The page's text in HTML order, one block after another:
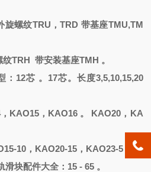
旋螺纹TRU，TRD 带基座TMU,TM
TRH 带安装基座TMH 。
： 12芯 。17芯。长度3,5,10,15,20
KAO15，KAO16 。 KAO20，KA
10，KAO20-15，KAO23-5 。
滑块配件大全：15 - 65 。